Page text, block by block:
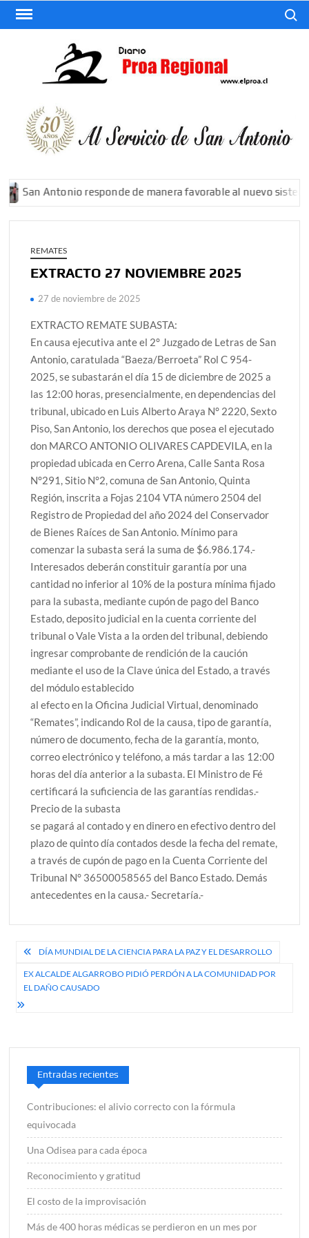
Saltar
San Antonio responde de manera favorable al nuevo
REMATES
EXTRACTO 27 NOVIEMBRE 2025
27 de noviembre de 2025
EXTRACTO REMATE SUBASTA:
En causa ejecutiva ante el 2° Juzgado de Letras de San
Antonio, caratulada “Baeza/Berroeta” Rol C 954-
2025, se subastarán el día 15 de diciembre de 2025 a
las 12:00 horas, presencialmente, en dependencias del
tribunal, ubicado en Luis Alberto Araya N° 2220, Sexto
Piso, San Antonio, los derechos que posea el ejecutado
don MARCO ANTONIO OLIVARES CAPDEVILA, en la
propiedad ubicada en Cerro Arena, Calle Santa Rosa
N°291, Sitio N°2, comuna de San Antonio, Quinta
Región, inscrita a Fojas 2104 VTA número 2504 del
Registro de Propiedad del año 2024 del Conservador
de Bienes Raíces de San Antonio. Mínimo para
comenzar la subasta será la suma de $6.986.174.-
Interesados deberán constituir garantía por una
cantidad no inferior al 10% de la postura mínima fijado
para la subasta, mediante cupón de pago del Banco
Estado, deposito judicial en la cuenta corriente del
tribunal o Vale Vista a la orden del tribunal, debiendo
ingresar comprobante de rendición de la caución
mediante el uso de la Clave única del Estado, a través
del módulo establecido
al efecto en la Oficina Judicial Virtual, denominado
“Remates”, indicando Rol de la causa, tipo de garantía,
número de documento, fecha de la garantía, monto,
correo electrónico y teléfono, a más tardar a las 12:00
horas del día anterior a la subasta. El Ministro de Fé
certificará la suficiencia de las garantías rendidas.-
Precio de la subasta
se pagará al contado y en dinero en efectivo dentro del
plazo de quinto día contados desde la fecha del remate,
a través de cupón de pago en la Cuenta Corriente del
Tribunal N° 36500058565 del Banco Estado. Demás
antecedentes en la causa.- Secretaría.-
Navegación
de
entradas
DÍA MUNDIAL DE LA CIENCIA PARA LA PAZ Y EL DESARROLLO
EX ALCALDE ALGARROBO PIDIÓ PERDÓN A LA COMUNIDAD POR
EL DAÑO CAUSADO
Entradas recientes
Contribuciones: el alivio correcto con la fórmula
equivocada
Una Odisea para cada época
Reconocimiento y gratitud
El costo de la improvisación
Más de 400 horas médicas se perdieron en un mes por